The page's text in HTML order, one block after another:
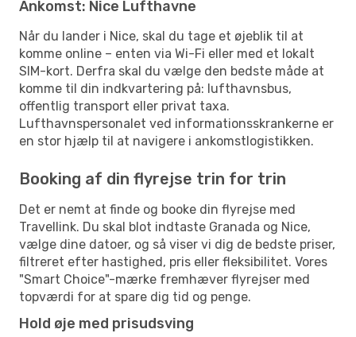
Ankomst: Nice Lufthavne
Når du lander i Nice, skal du tage et øjeblik til at
komme online – enten via Wi-Fi eller med et lokalt
SIM-kort. Derfra skal du vælge den bedste måde at
komme til din indkvartering på: lufthavnsbus,
offentlig transport eller privat taxa.
Lufthavnspersonalet ved informationsskrankerne er
en stor hjælp til at navigere i ankomstlogistikken.
Booking af din flyrejse trin for trin
Det er nemt at finde og booke din flyrejse med
Travellink. Du skal blot indtaste Granada og Nice,
vælge dine datoer, og så viser vi dig de bedste priser,
filtreret efter hastighed, pris eller fleksibilitet. Vores
"Smart Choice"-mærke fremhæver flyrejser med
topværdi for at spare dig tid og penge.
Hold øje med prisudsving